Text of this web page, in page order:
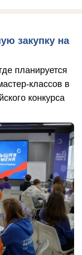
закупку на
планируется
классов в
конкурса